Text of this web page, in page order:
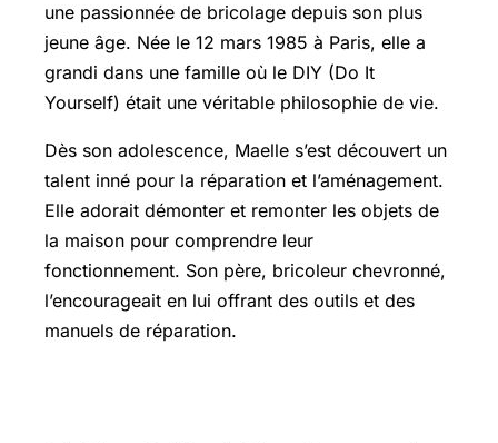
une passionnée de bricolage depuis son plus
jeune âge. Née le 12 mars 1985 à Paris, elle a
grandi dans une famille où le DIY (Do It
Yourself) était une véritable philosophie de vie.
Dès son adolescence, Maelle s’est découvert un
talent inné pour la réparation et l’aménagement.
Elle adorait démonter et remonter les objets de
la maison pour comprendre leur
fonctionnement. Son père, bricoleur chevronné,
l’encourageait en lui offrant des outils et des
manuels de réparation.